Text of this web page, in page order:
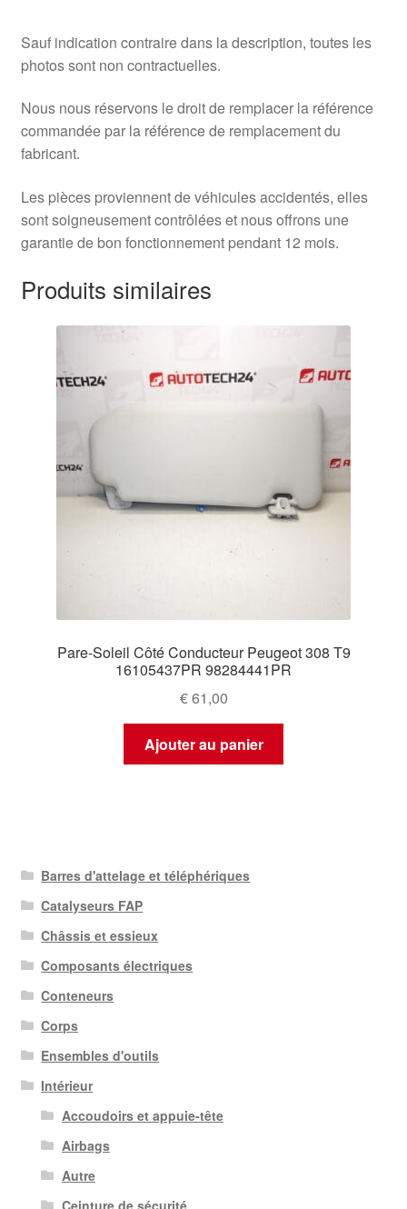
Sauf indication contraire dans la description, toutes les
photos sont non contractuelles.
Nous nous réservons le droit de remplacer la référence
commandée par la référence de remplacement du
fabricant.
Les pièces proviennent de véhicules accidentés, elles
sont soigneusement contrôlées et nous offrons une
garantie de bon fonctionnement pendant 12 mois.
Produits similaires
Pare-Soleil Côté Conducteur Peugeot 308 T9
16105437PR 98284441PR
€61,00
Ajouter au panier
Barres d'attelage et téléphériques
Catalyseurs FAP
Châssis et essieux
Composants électriques
Conteneurs
Corps
Ensembles d'outils
Intérieur
Accoudoirs et appuie-tête
Airbags
Autre